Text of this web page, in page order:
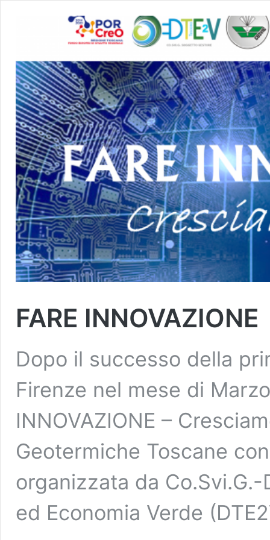
FARE INNOVAZIONE
Dopo il successo della
Firenze nel mese di Marzo
INNOVAZIONE –
Geotermiche Toscane
organizzata da
ed Economia Verde